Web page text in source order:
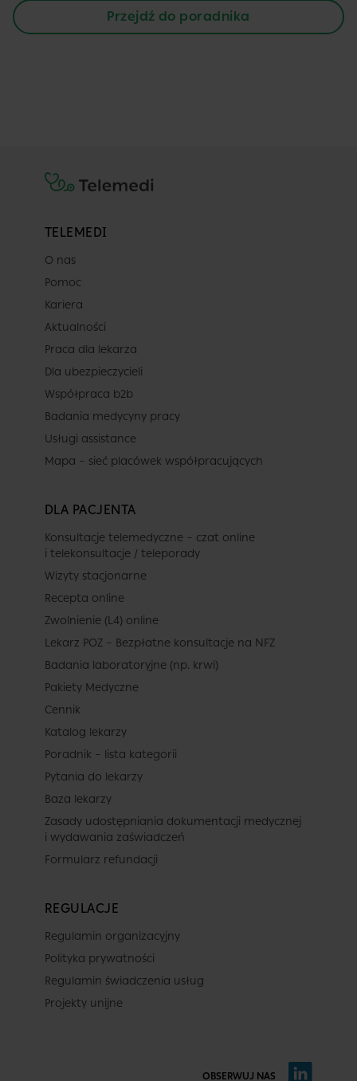
Przejdź do poradnika
TELEMEDI
O nas
Pomoc
Kariera
Aktualności
Praca dla lekarza
Dla ubezpieczycieli
Współpraca b2b
Badania medycyny pracy
Usługi assistance
Mapa – sieć placówek współpracujących
DLA PACJENTA
Konsultacje telemedyczne – czat online
i telekonsultacje / teleporady
Wizyty stacjonarne
Recepta online
Zwolnienie (L4) online
Lekarz POZ – Bezpłatne konsultacje na NFZ
Badania laboratoryjne (np. krwi)
Pakiety Medyczne
Cennik
Katalog lekarzy
Poradnik – lista kategorii
Pytania do lekarzy
Baza lekarzy
Zasady udostępniania dokumentacji medycznej
i wydawania zaświadczeń
Formularz refundacji
REGULACJE
Regulamin organizacyjny
Polityka prywatności
Regulamin świadczenia usług
Projekty unijne
OBSERWUJ NAS